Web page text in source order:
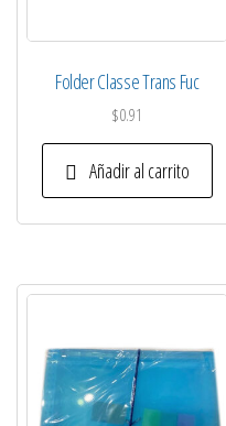
Folder Classe Trans Fuc
$0.91
Añadir al carrito